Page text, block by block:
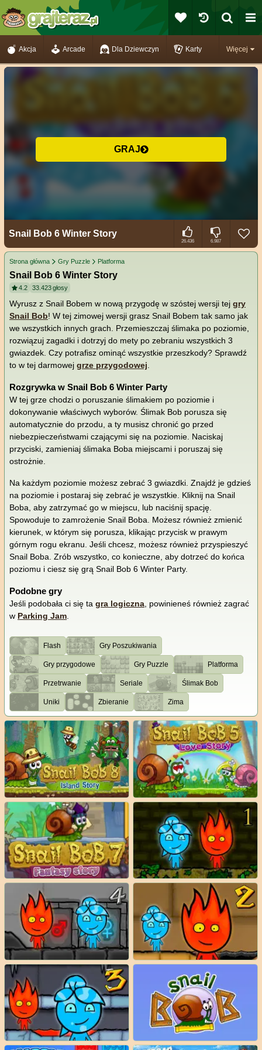
Więcej
Akcja Arcade Dla Dziewczyn Karty
GRAJ
Snail Bob 6 Winter Story
26.436 6.987
Strona główna Gry Puzzle Platforma
Snail Bob 6 Winter Story
4.2 33.423głosy
Wyrusz z Snail Bobem w nową przygodę w szóstej wersji tej gry
Snail Bob! W tej zimowej wersji grasz Snail Bobem tak samo jak
we wszystkich innych grach. Przemieszczaj ślimaka po poziomie,
rozwiązuj zagadki i dotrzyj do mety po zebraniu wszystkich 3
gwiazdek. Czy potrafisz ominąć wszystkie przeszkody? Sprawdź
to w tej darmowej grze przygodowej.
Rozgrywka w Snail Bob 6 Winter Party
W tej grze chodzi o poruszanie ślimakiem po poziomie i
dokonywanie właściwych wyborów. Ślimak Bob porusza się
automatycznie do przodu, a ty musisz chronić go przed
niebezpieczeństwami czającymi się na poziomie. Naciskaj
przyciski, zamieniaj ślimaka Boba miejscami i poruszaj się
ostrożnie.
Na każdym poziomie możesz zebrać 3 gwiazdki. Znajdź je gdzieś
na poziomie i postaraj się zebrać je wszystkie. Kliknij na Snail
Boba, aby zatrzymać go w miejscu, lub naciśnij spację.
Spowoduje to zamrożenie Snail Boba. Możesz również zmienić
kierunek, w którym się porusza, klikając przycisk w prawym
górnym rogu ekranu. Jeśli chcesz, możesz również przyspieszyć
Snail Boba. Zrób wszystko, co konieczne, aby dotrzeć do końca
poziomu i ciesz się grą Snail Bob 6 Winter Party.
Podobne gry
Jeśli podobała ci się ta gra logiczna, powinieneś również zagrać
w Parking Jam.
Flash Gry Poszukiwania
Gry przygodowe Gry Puzzle Platforma
Przetrwanie Seriale Ślimak Bob
Uniki Zbieranie Zima